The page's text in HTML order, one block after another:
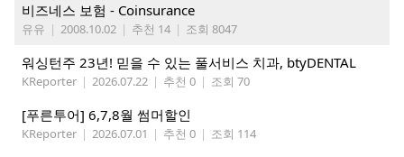
비즈네스 보험 - Coinsurance
유유 | 2008.10.02 | 추천 14 | 조회 8047
워싱턴주 23년! 믿을 수 있는 풀서비스 치과, btyDENTAL
KReporter | 2026.07.22 | 추천 0 | 조회 70
[푸른투어] 6,7,8월 썸머할인
KReporter | 2026.07.01 | 추천 0 | 조회 114